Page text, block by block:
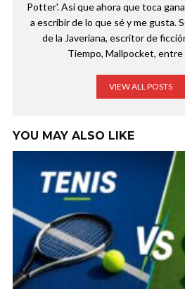
Potter'. Así que ahora que toca
a escribir de lo que sé y me gusta.
de la Javeriana, escritor de
Tiempo, Mallpocket,
VIEW ALL POSTS
YOU MAY ALSO LIKE